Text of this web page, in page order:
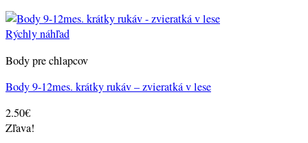
Rýchly náhľad
Body pre chlapcov
Body 9-12mes. krátky rukáv – zvieratká v lese
2.50€
Zľava!